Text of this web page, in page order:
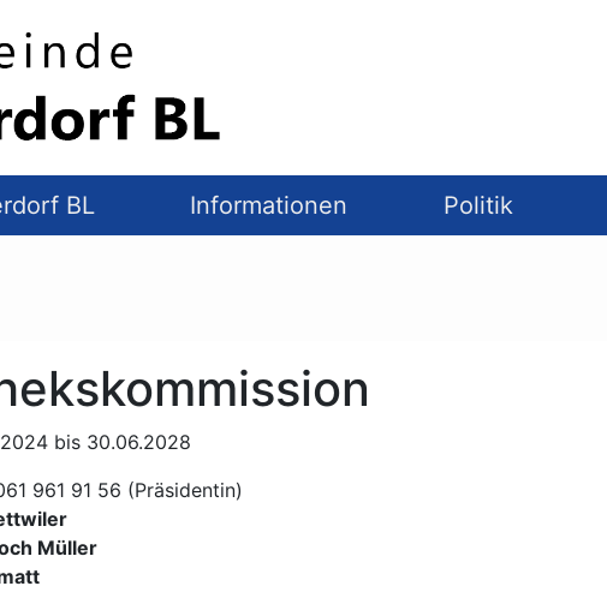
BL Informationen Politik
bis 30.06.2028
961 91 56 (Präsidentin)
Müller